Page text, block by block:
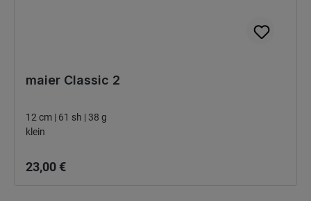
maier Classic 2
12 cm | 61 sh | 38 g
klein
23,00 €